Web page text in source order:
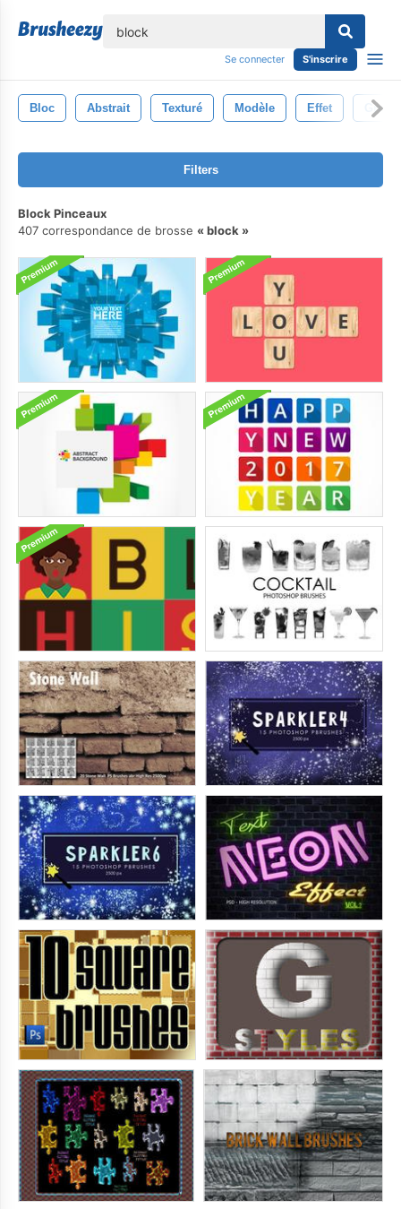
Se connecter S'inscrire
Bloc Abstrait Texturé Modèle Effet
Filters
Block Pinceaux
407 correspondance de brosse
block